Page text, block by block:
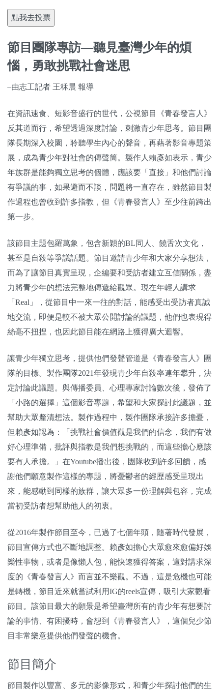
點我去投票
節目團隊專訪—聽見臺灣少年的煩
惱，勇敢挑戰社會迷思
–由志工記者 王秝晨 報導
在資訊速食、短影音盛行的世代，公視節目《青春發言人》
反其道而行，希望透過深度討論，刺激青少年思考。節目團
隊長期深入校園，聆聽學生內心的聲音，再藉著影音專題策
展，成為青少年對社會的傳聲筒。製作人賴彥如表示，青少
年族群是能夠獨立思考的個體，應該要「直接」和他們討論
有爭議的事，如果避而不談，問題將一直存在，雖然節目製
作過程也曾收到許多指教，但《青春發言人》至少往前跨出
第一步。
該節目主題包羅萬象，包含新穎的BL同人、饒舌次文化，
甚至是自殺等爭議話題。節目邀請青少年和大家分享想法，
而為了讓節目真實呈現，企編要和受訪者建立互信關係，盡
力將青少年的想法完整地傳遞給觀眾。現在年輕人講求
「Real」，從節目中一來一往的對話，能感受出受訪者真誠
地交流，即便是較不被大眾公開討論的議題，他們也表現得
絲毫不扭捏，也因此節目能在網路上獲得廣大迴響。
讓青少年獨立思考，提供他們發聲管道是《青春發言人》團
隊的目標。製作團隊2021年發現青少年自殺率連年攀升，決
定討論此議題。與傳播委員、心理專家討論數次後，發佈了
「小路的選擇」這個影音專題，希望和大家探討此議題，並
幫助大眾釐清想法。製作過程中，製作團隊承接許多擔憂，
但賴彥如認為：「挑戰社會價值觀是我們的信念，我們有做
好心理準備，批評與指教是我們想挑戰的，而這些擔心應該
要有人承擔。」在Youtube播出後，團隊收到許多回饋，感
謝他們願意製作這樣的專題，將憂鬱者的經歷感受呈現出
來，能感動到同樣的族群，讓大眾多一份理解與包容，完成
當初受訪者想幫助他人的初衷。
從2016年製作節目至今，已過了七個年頭，隨著時代發展，
節目宣傳方式也不斷地調整。賴彥如擔心大眾愈來愈偏好娛
樂性事物，或者是像懶人包，能快速獲得答案，這對講求深
度的《青春發言人》而言並不樂觀。不過，這是危機也可能
是轉機，節目近來就嘗試利用IG的reels宣傳，吸引大家觀看
節目。該節目最大的願景是希望臺灣所有的青少年有想要討
論的事情、有困擾時，會想到《青春發言人》，這個兒少節
目非常樂意提供他們發聲的機會。
節目簡介
節目製作以豐富、多元的影像形式，和青少年探討他們的生